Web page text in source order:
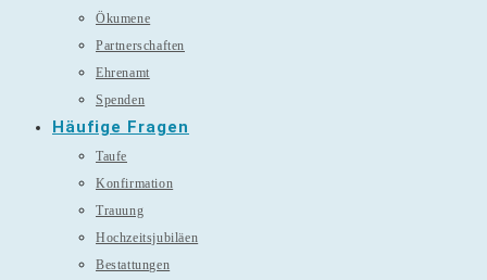
Ökumene
Partnerschaften
Ehrenamt
Spenden
Häufige Fragen
Taufe
Konfirmation
Trauung
Hochzeitsjubiläen
Bestattungen